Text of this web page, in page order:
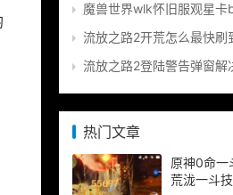
魔兽世界wlk怀旧服观星
流放之路2开荒怎么最快刷
流放之路2登陆警告弹窗解
热门文章
原神0命一
荒泷一斗